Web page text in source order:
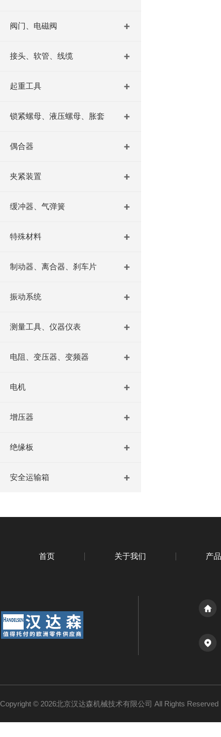
阀门、电磁阀
接头、软管、线缆
起重工具
锁紧螺母、液压螺母、胀套
偶合器
夹紧装置
缓冲器、气弹簧
特殊材料
制动器、离合器、刹车片
振动系统
测量工具、仪器仪表
电阻、变压器、变频器
电机
增压器
绝缘板
安全运输箱
首页 关于我们 产
Copyright © 2026北京汉达森机械技术有限公司 All Rights